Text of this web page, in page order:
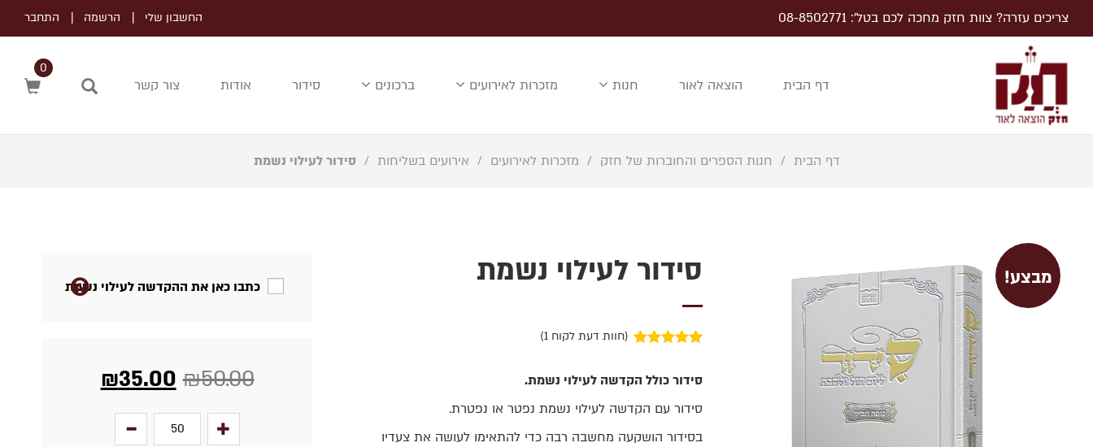
צריכים עזרה? צוות חזק מחכה לכם בטל׳: 08-8502771 החשבון שלי הרשמה התחבר
דף הבית הוצאה לאור חנות מזכרות לאירועים ברכונים סידור אודות צור קשר
0
דף הבית / חנות הספרים והחוברות של חזק / מזכרות לאירועים / אירועים בשליחות / סידור לעילוי נשמת
מבצע! סידור לעילוי נשמת
עלדירוגים של
(חוות דעת לקוח 1
)
סידור כולל הקדשה לעילוי נשמת.
סידור עם הקדשה לעילוי נשמת נפטר או נפטרת.
בסידור הושקעה מחשבה רבה כדי להתאימו לעושה את צעדיו
כתבו כאן את ההקדשה לעילוי נשמת
₪50.00
₪35.00